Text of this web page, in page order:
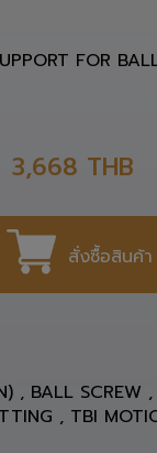
FOR
3,668 THB
สั่งซื้อสินค้า
, BALL SCREW
, TBI